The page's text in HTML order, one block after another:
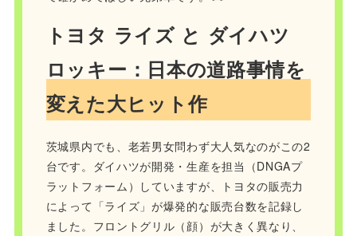
トヨタ ライズ と ダイハツ
ロッキー：日本の道路事情を
変えた大ヒット作
茨城県内でも、老若男女問わず大人気なのがこの2
台です。ダイハツが開発・生産を担当（DNGAプ
ラットフォーム）していますが、トヨタの販売力
によって「ライズ」が爆発的な販売台数を記録し
ました。フロントグリル（顔）が大きく異なり、